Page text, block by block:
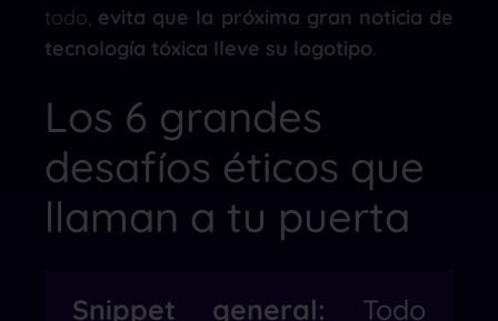
todo, evita que la próxima gran noticia de
tecnología tóxica lleve su logotipo.
Los 6 grandes
desafíos éticos que
llaman a tu puerta
Snippet general: Todo